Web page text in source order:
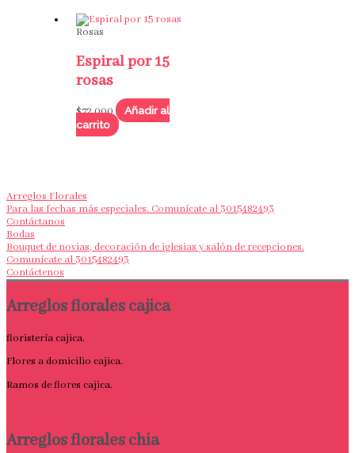
Rosas
Espiral por 15
rosas
$72,000
Añadir al
carrito
Arreglos Florales
Para las fechas más especiales. Comunícate al 3015482493
Contáctanos
Bodas
Bouquet de novias, decoración de iglesias y salón de recepciones.
Comunícate al 3015482493
Contáctenos
Arreglos florales cajica
floristería cajica.
Flores a domicilio cajica.
Ramos de flores cajica.
Arreglos florales chia